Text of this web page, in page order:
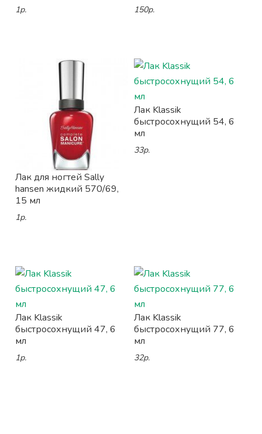
1р. 150р.
Лак для ногтей Sally
hansen жидкий 570/69,
15 мл
1р.
Лак Klassik
быстросохнущий 54, 6
мл
33р.
Лак Klassik
быстросохнущий 47, 6
мл
1р.
Лак Klassik
быстросохнущий 77, 6
мл
32р.